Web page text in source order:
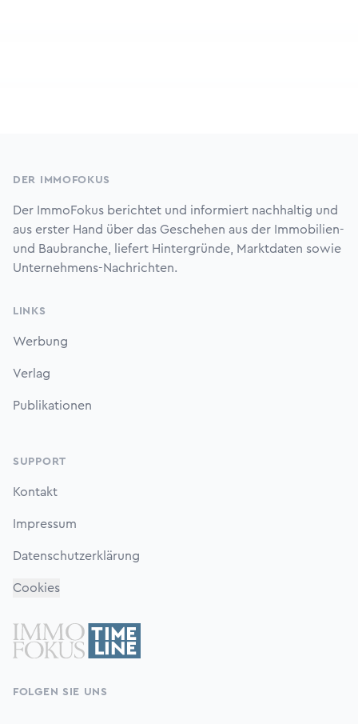
DER IMMOFOKUS
Der ImmoFokus berichtet und informiert nachhaltig und
aus erster Hand über das Geschehen aus der Immobilien-
und Baubranche, liefert Hintergründe, Marktdaten sowie
Unternehmens-Nachrichten.
LINKS
Werbung
Verlag
Publikationen
SUPPORT
Kontakt
Impressum
Datenschutzerklärung
Cookies
FOLGEN SIE UNS